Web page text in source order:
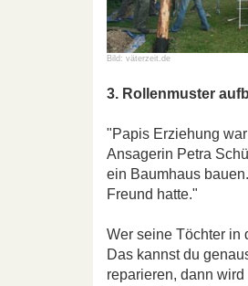
Bild: väterzeit.de
3. Rollenmuster
"Papis Erziehung
Ansagerin Petra
ein Baumhaus
Freund hatte."
Wer seine Töchter in
Das kannst du
reparieren, dann